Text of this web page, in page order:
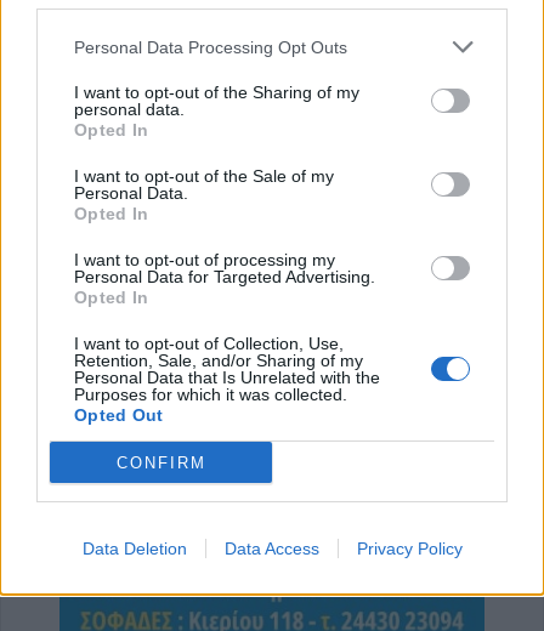
Personal Data Processing Opt Outs
I want to opt-out of the Sharing of my
personal data.
Opted In
I want to opt-out of the Sale of my
Personal Data.
Opted In
I want to opt-out of processing my
Personal Data for Targeted Advertising.
Opted In
I want to opt-out of Collection, Use,
Retention, Sale, and/or Sharing of my
Personal Data that Is Unrelated with the
Purposes for which it was collected.
Opted Out
CONFIRM
Data Deletion Data Access Privacy Policy
σημείο
7 Αυγούστου 2026, 17:07
Ενισχύθηκαν οι πυροσβεστικές δυνάμεις
στην πυρκαγιά σε αγροτοδασική έκταση στο
Στεφάνι Κορίνθου
7 Αυγούστου 2026, 16:58
Το Σάββατο 8 Αυγούστου η κηδεία του
7 Αυγούστου 2026, 16:51
Κορυφώνεται η έξοδος του Αυγούστου –
Χιλιάδες επιβάτες αναχωρούν από τα
λιμάνια
7 Αυγούστου 2026, 16:36
για την προστασία της κτηνοτροφίας
φοιτητική στέγη στο Πανεπιστήμιο
7 Αυγούστου 2026, 15:39